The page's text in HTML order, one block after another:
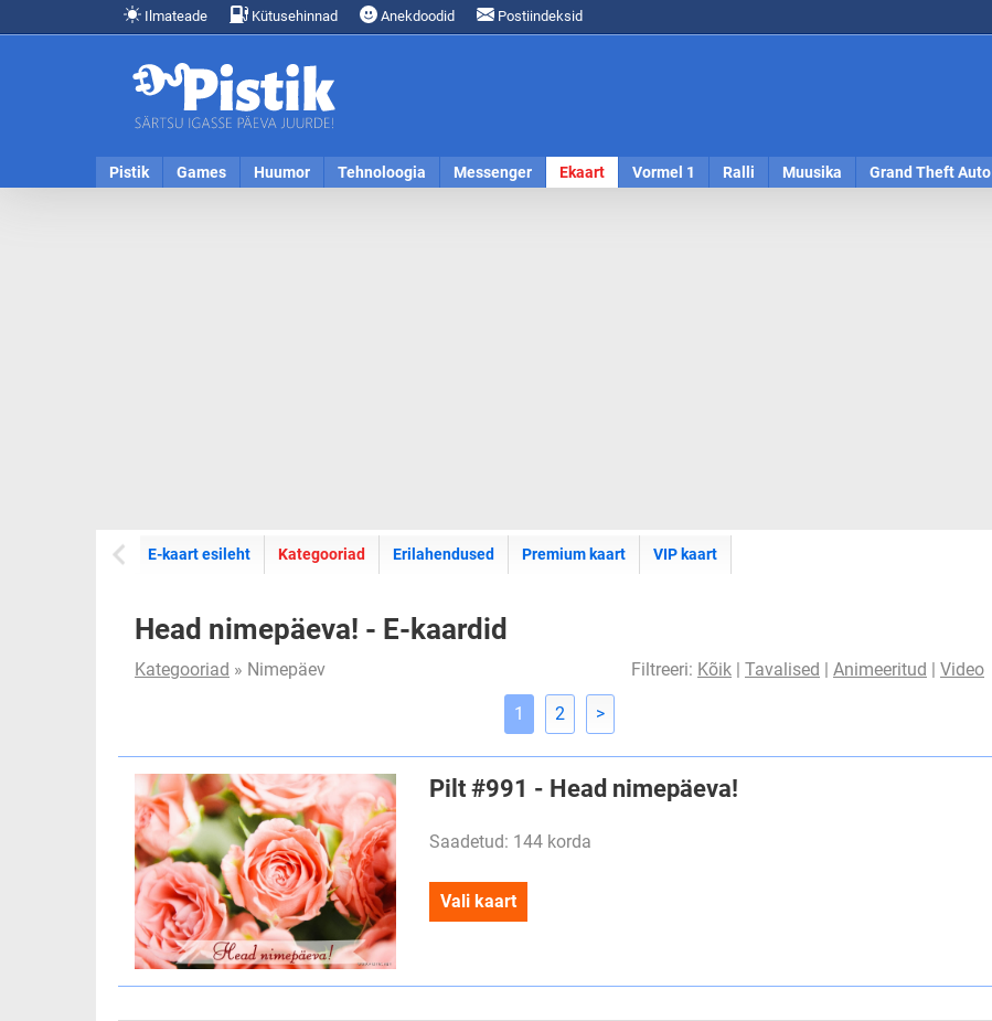
Ilmateade Kütusehinnad Anekdoodid Postiindeksid
Pistik Games Huumor Tehnoloogia Messenger Ekaart Vormel 1 Ralli Muusika Grand Theft Auto
E-kaart esileht E-kaartide
Kategooriad Erilahendused Premium kaart VIP kaart
Head nimepäeva! - E-kaardid
Kategooriad » Nimepäev Filtreeri: Kõik | Tavalised | Animeeritud | Video
1 2 >
Pilt #991 - Head nimepäeva!
Saadetud: 144 korda
Vali kaart